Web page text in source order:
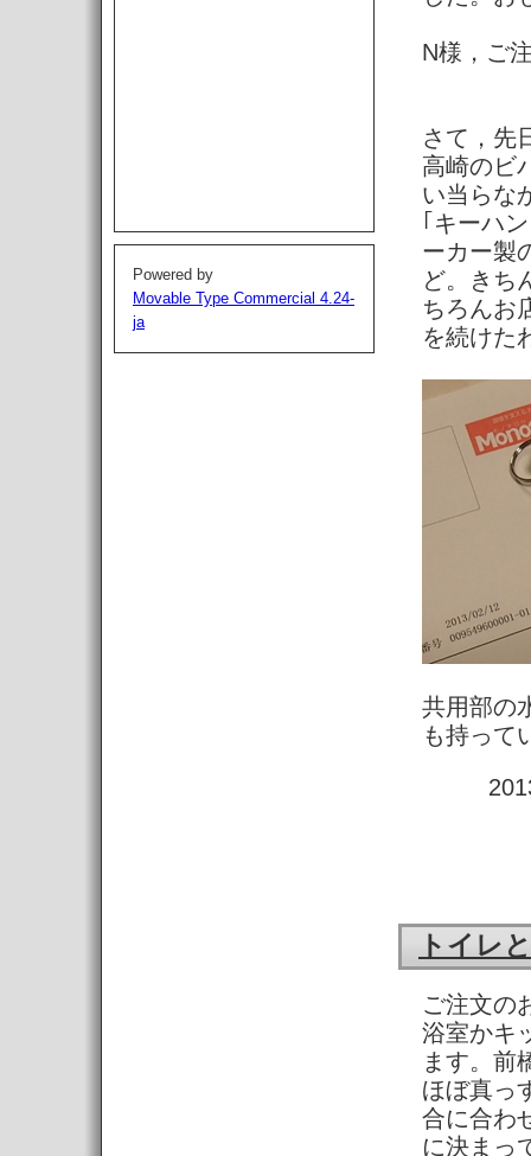
Powered by
Movable Type Commercial 4.24-
ja
N様，ご
さて，先
高崎のビ
い当らな
｢キーハ
ーカー製
ど。きち
ちろんお
を続けた
共用部の
も持って
トイレ
ご注文の
浴室かキ
ます。前
ほぼ真っ
合に合わ
に決まっ